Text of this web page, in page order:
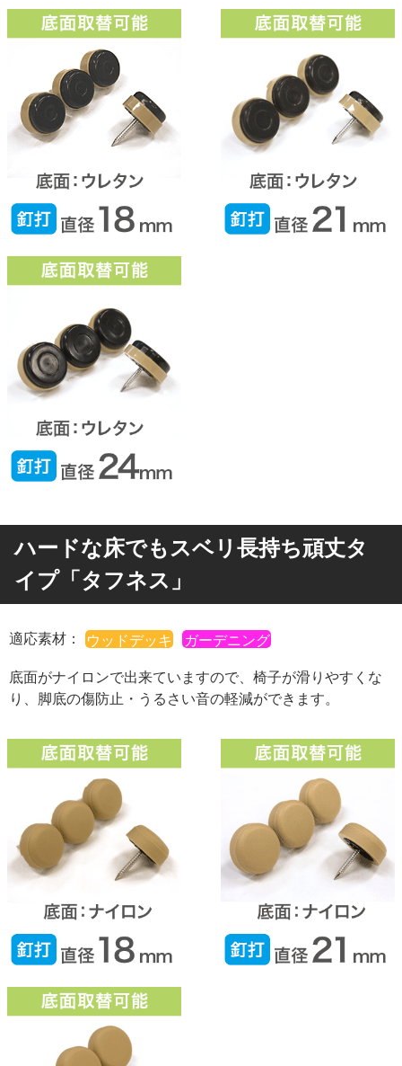
ハードな床でもスベリ長持ち頑丈タ
イプ「タフネス」
適応素材： ウッドデッキ
ガーデニング
底面がナイロンで出来ていますので、椅子が滑りやすくな
り、脚底の傷防止・うるさい音の軽減ができます。